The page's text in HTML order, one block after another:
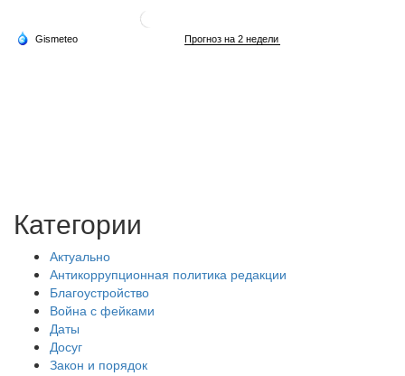
Категории
Актуально
Антикоррупционная политика редакции
Благоустройство
Война с фейками
Даты
Досуг
Закон и порядок